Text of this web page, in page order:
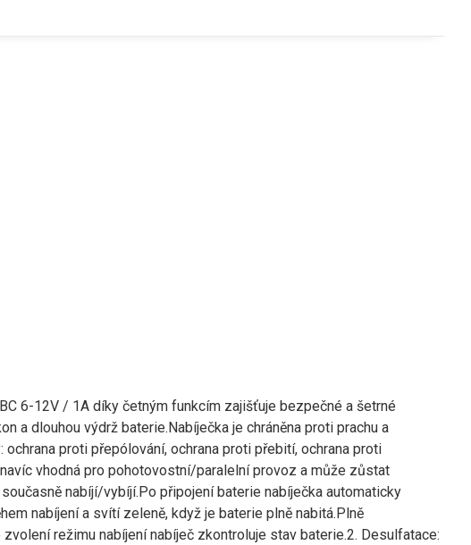
6-12V / 1A díky četným funkcím zajišťuje bezpečné a šetrné
a dlouhou výdrž baterie.Nabíječka je chráněna proti prachu a
proti přepólování, ochrana proti přebití, ochrana proti
vhodná pro pohotovostní/paralelní provoz a může zůstat
nabíjí/vybíjí.Po připojení baterie nabíječka automaticky
nabíjení a svítí zeleně, když je baterie plně nabitá.Plně
režimu nabíjení nabíječ zkontroluje stav baterie.2. Desulfatace: